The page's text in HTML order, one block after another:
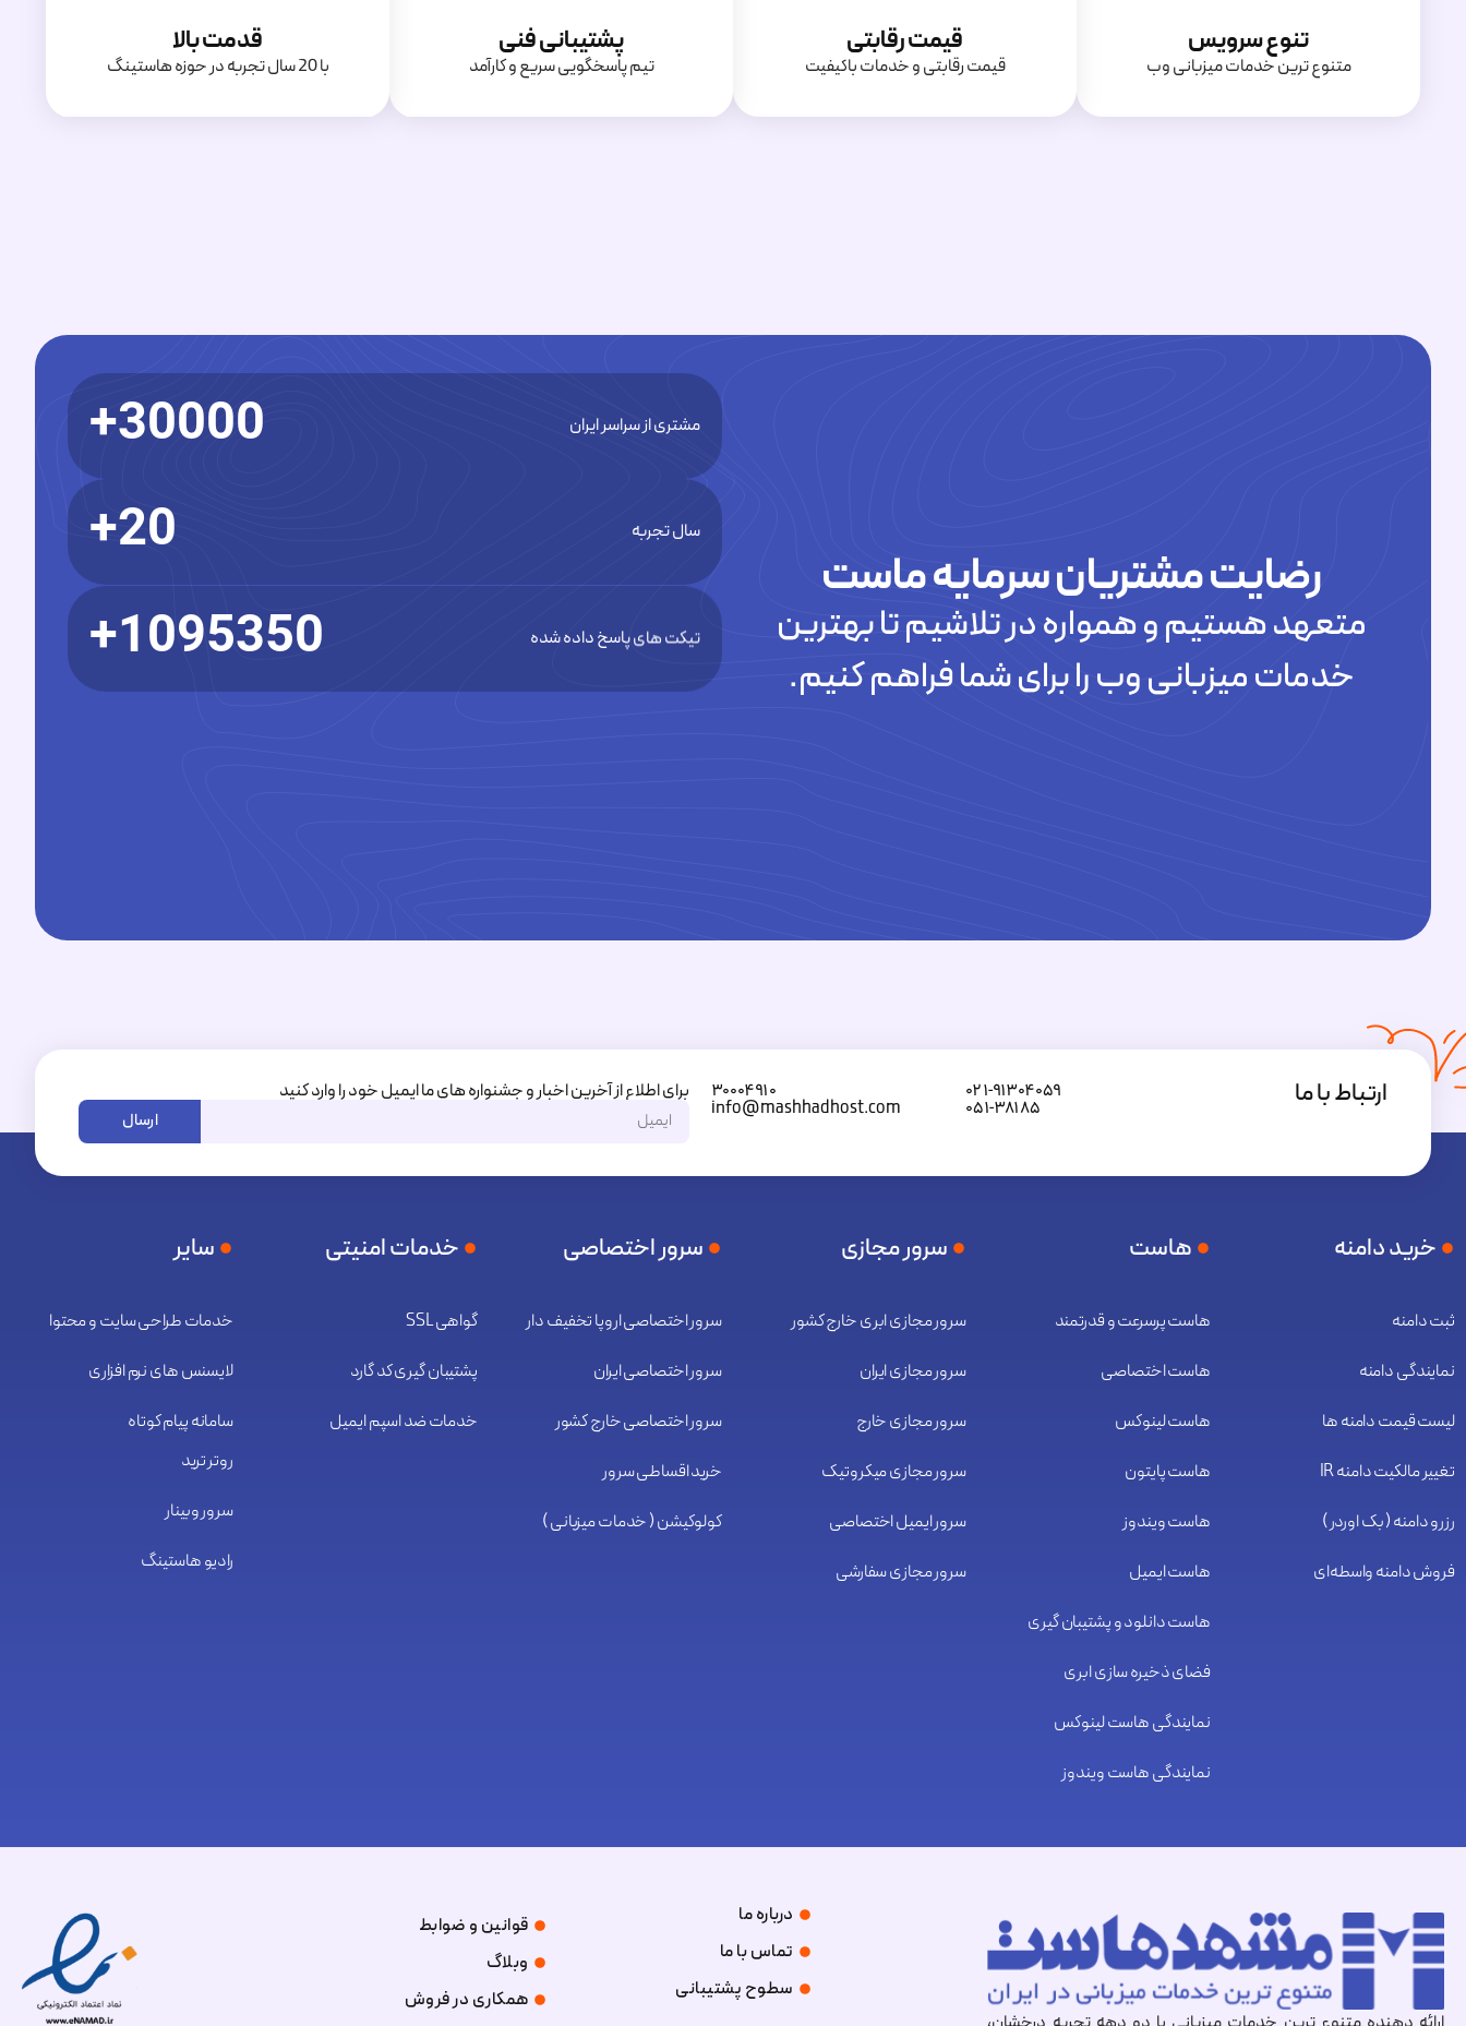
تنوع سرویس
متنوع ترین خدمات میزبانی وب
قیمت رقابتی
قیمت‌ رقابتی و خدمات باکیفیت
پشتیبانی فنی
تیم پاسخگویی سریع و کارآمد
قدمت بالا
با 20 سال تجربه در حوزه هاستینگ
رضایت مشتریان سرمایه ماست
متعهد هستیم و همواره در تلاشیم تا بهترین
خدمات میزبانی وب را برای شما فراهم کنیم.
مشتری از سراسر ایران 30000+
سال تجربه 20+
تیکت های پاسخ داده شده 1095350+
ارتباط با ما ۰۲۱-۹۱۳۰۴۰۵۹
۰۵۱-۳۸۱۸۵
۳۰۰۰۴۹۱۰
info@mashhadhost.com
برای اطلاع از آخرین اخبار و جشنواره های ما ایمیل خود را وارد کنید
ارسال
خرید دامنه
ثبت دامنه
نمایندگی دامنه
لیست قیمت دامنه ها
تغییر مالکیت دامنه IR
رزرو دامنه ( بک اوردر )
فروش دامنه واسطه‌ای
هاست
هاست پرسرعت و قدرتمند
هاست اختصاصی
هاست لینوکس
هاست پایتون
هاست ویندوز
هاست ایمیل
هاست دانلود و پشتیبان گیری
فضای ذخیره سازی ابری
نمایندگی هاست لینوکس
نمایندگی هاست ویندوز
سرور مجازی
سرور مجازی ابری خارج کشور
سرور مجازی ایران
سرور مجازی خارج
سرور مجازی میکروتیک
سرور ایمیل اختصاصی
سرور مجازی سفارشی
سرور اختصاصی
سرور اختصاصی اروپا تخفیف دار
سرور اختصاصی ایران
سرور اختصاصی خارج کشور
خرید اقساطی سرور
کولوکیشن ( خدمات میزبانی )
خدمات امنیتی
گواهی SSL
پشتیبان گیری کد گارد
خدمات ضد اسپم ایمیل
سایر
خدمات طراحی سایت و محتوا
لایسنس های نرم افزاری
سامانه پیام کوتاه
روتر ترید
سرور وبینار
رادیو هاستینگ
درباره ما
تماس با ما
سطوح پشتیبانی
قوانین و ضوابط
وبلاگ
همکاری در فروش